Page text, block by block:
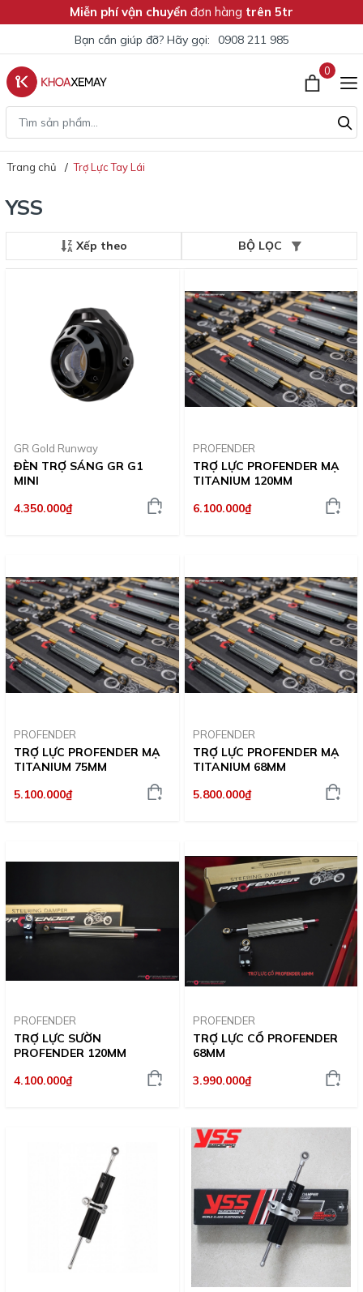
Miễn phí vận chuyển đơn hàng trên 5tr
Bạn cần giúp đỡ? Hãy gọi: 0908 211 985
0
Trang chủ Trợ Lực Tay Lái
YSS
Xếp theo BỘ LỌC
GR Gold Runway
ĐÈN TRỢ SÁNG GR G1
MINI
4.350.000₫
PROFENDER
TRỢ LỰC PROFENDER MẠ
TITANIUM 120MM
6.100.000₫
PROFENDER
TRỢ LỰC PROFENDER MẠ
TITANIUM 75MM
5.100.000₫
PROFENDER
TRỢ LỰC PROFENDER MẠ
TITANIUM 68MM
5.800.000₫
PROFENDER
TRỢ LỰC SƯỜN
PROFENDER 120MM
4.100.000₫
PROFENDER
TRỢ LỰC CỔ PROFENDER
68MM
3.990.000₫